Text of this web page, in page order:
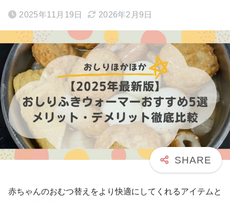
2025年11月19日 2026年2月9日
赤ちゃんのおむつ替えをより快適にしてくれるアイテムと